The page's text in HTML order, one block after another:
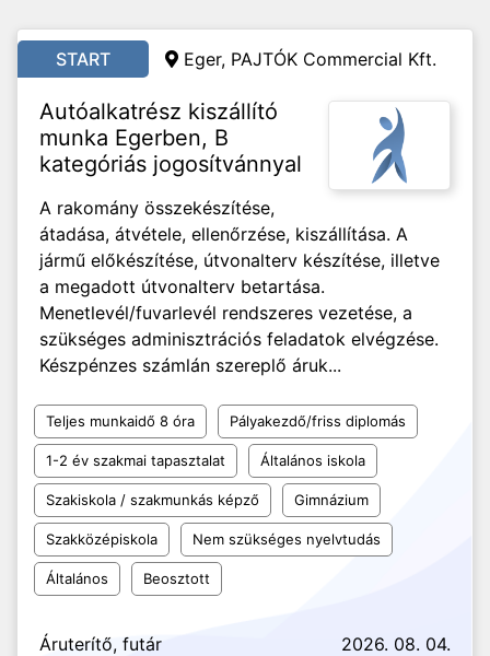
START Eger, PAJTÓK Commercial Kft.
Autóalkatrész kiszállító
munka Egerben, B
kategóriás jogosítvánnyal
A rakomány összekészítése,
átadása, átvétele, ellenőrzése, kiszállítása. A
jármű előkészítése, útvonalterv készítése, illetve
a megadott útvonalterv betartása.
Menetlevél/fuvarlevél rendszeres vezetése, a
szükséges adminisztrációs feladatok elvégzése.
Készpénzes számlán szereplő áruk...
Teljes munkaidő 8 óra Pályakezdő/friss diplomás
1-2 év szakmai tapasztalat Általános iskola
Szakiskola / szakmunkás képző Gimnázium
Szakközépiskola Nem szükséges nyelvtudás
Általános Beosztott
Áruterítő, futár 2026. 08. 04.